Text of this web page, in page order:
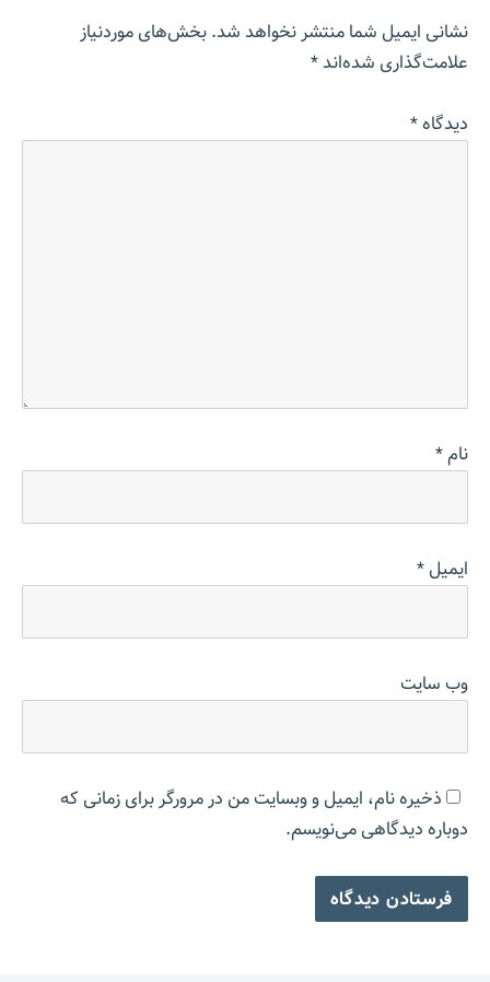
نشانی ایمیل شما منتشر نخواهد شد.بخش‌های موردنیاز
علامت‌گذاری شده‌اند*
دیدگاه*
نام*
ایمیل*
وب‌ سایت
ذخیره نام، ایمیل و وبسایت من در مرورگر برای زمانی که
دوباره دیدگاهی می‌نویسم.